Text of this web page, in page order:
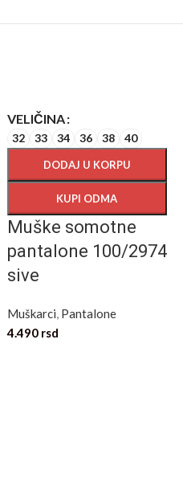
VELIČINA
32 33 34 36 38 40
DODAJ U KORPU
KUPI ODMA
Muške somotne
pantalone 100/2974
sive
Muškarci, Pantalone
4.490 rsd